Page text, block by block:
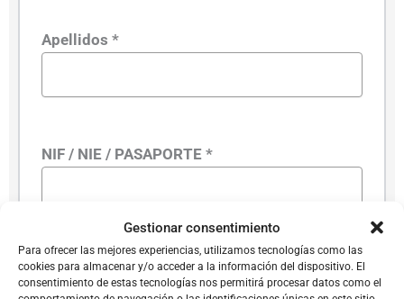
Gestionar consentimiento
Para ofrecer las mejores experiencias, utilizamos tecnologías como las
cookies para almacenar y/o acceder a la información del dispositivo. El
consentimiento de estas tecnologías nos permitirá procesar datos como el
Apellidos *
NIF / NIE / PASAPORTE *
Teléfono *